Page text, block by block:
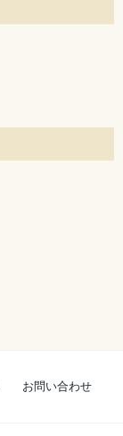
お問い合わせ